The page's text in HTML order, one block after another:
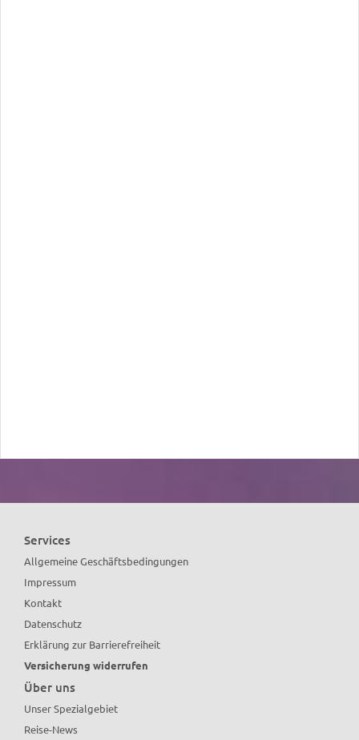
Services
Allgemeine Geschäftsbedingungen
Impressum
Kontakt
Datenschutz
Erklärung zur Barrierefreiheit
Versicherung widerrufen
Über uns
Unser Spezialgebiet
Reise-News